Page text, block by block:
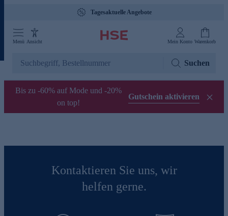
Tagesaktuelle Angebote
Menü Ansicht Mein Konto Warenkorb
Suchen
Bis zu -60% auf Mode und -20%
on top!
Gutschein aktivieren
Kontaktieren Sie uns, wir
helfen gerne.